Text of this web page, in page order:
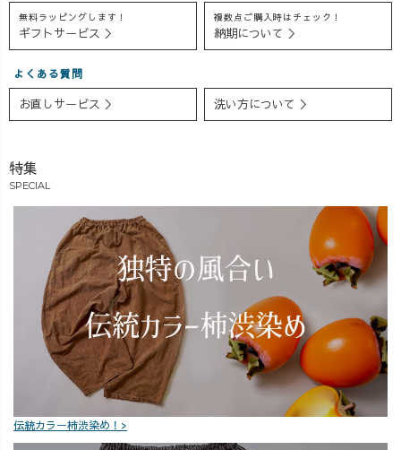
円 👉 **2,750円
お得**です✨
は、 4月レビュ
ー大賞も発表👏
です。 気になっ
ていたアイテ
ム、 ぜひこの機
会にGETしてく
ださいね◎
_______________
________ 【お
詫び】 ※一部配
信内で、羽織と
ガウチョパンツ
セットの価格表
いました。 正し
のUZUiROレビ
ュー大賞も 発
ーでノミネート
された商品も、
テムの中に割引
対象外商品がご
ざいます。ご了
承くださいま
新作発売 #リネ
ン好き
無料ラッピングします！
ギフトサービス ＞
複数点ご購入時はチェック！
納期について ＞
よくある質問
お直しサービス ＞ 洗い方について ＞
特集
SPECIAL
伝統カラー柿渋染め！>